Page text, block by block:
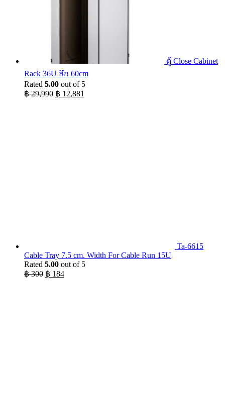
ตู้ Close Cabinet
Rack 36U ลึก 60cm
Rated 5.00 out of 5
฿29,990 Original
฿ 12,881
Ta-6615
Cable Tray 7.5 cm. Width For Cable Run 15U
Rated 5.00 out of 5
฿300 Original
฿ 184Current